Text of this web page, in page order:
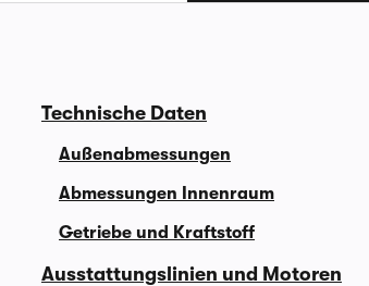
Technische Daten
Außenabmessungen
Abmessungen Innenraum
Getriebe und Kraftstoff
Ausstattungslinien und Motoren